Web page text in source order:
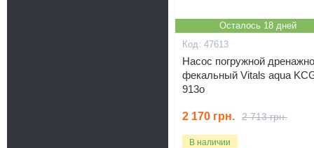
Осталось 18 дней
47613
Насос погружной
фекальный Vitals aqua
913o
2 170 грн. 2 713грн.
В наличии